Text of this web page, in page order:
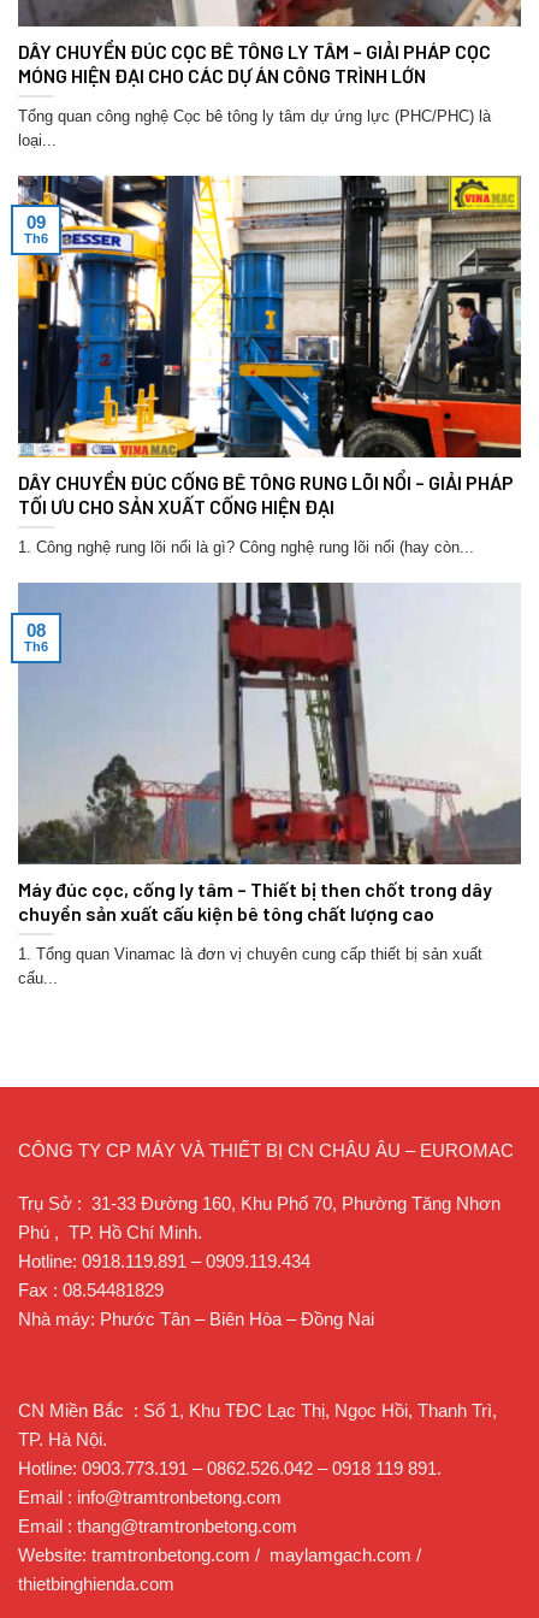
DÂY CHUYỀN ĐÚC CỌC BÊ TÔNG LY TÂM – GIẢI PHÁP CỌC
MÓNG HIỆN ĐẠI CHO CÁC DỰ ÁN CÔNG TRÌNH LỚN
Tổng quan công nghệ Cọc bê tông ly tâm dự ứng lực (PHC/PHC) là
loại...
DÂY CHUYỀN ĐÚC CỐNG BÊ TÔNG RUNG LÕI NỔI – GIẢI PHÁP
TỐI ƯU CHO SẢN XUẤT CỐNG HIỆN ĐẠI
1. Công nghệ rung lõi nổi là gì? Công nghệ rung lõi nổi (hay còn...
09
Th6
Máy đúc cọc, cống ly tâm – Thiết bị then chốt trong dây
chuyền sản xuất cấu kiện bê tông chất lượng cao
1. Tổng quan Vinamac là đơn vị chuyên cung cấp thiết bị sản xuất
cấu...
08
Th6
CÔNG TY CP MÁY VÀ THIẾT BỊ CN CHÂU ÂU – EUROMAC
Trụ Sở : 31-33 Đường 160, Khu Phố 70, Phường Tăng Nhơn
Phú , TP. Hồ Chí Minh.
Hotline: 0918.119.891 – 0909.119.434
Fax : 08.54481829
Nhà máy: Phước Tân – Biên Hòa – Đồng Nai
CN Miền Bắc : Số 1, Khu TĐC Lạc Thị, Ngọc Hồi, Thanh Trì,
TP. Hà Nội.
Hotline: 0903.773.191 – 0862.526.042 – 0918 119 891.
Email : info@tramtronbetong.com
Email : thang@tramtronbetong.com
Website: tramtronbetong.com / maylamgach.com /
thietbinghienda.com